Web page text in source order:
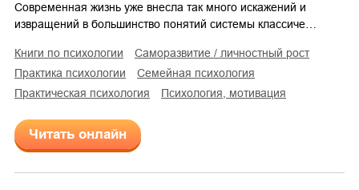
Современная жизнь уже внесла так много искажений и
извращений в большинство понятий системы классиче…
книги по психологии
саморазвитие / личностный рост
практика психологии
семейная психология
практическая психология
психология, мотивация
Читать онлайн